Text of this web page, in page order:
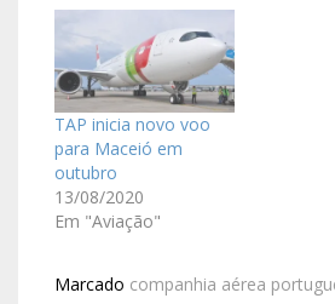
TAP inicia novo voo
para Maceió em
outubro
13/08/2020
Em "Aviação"
Marcado companhia aérea